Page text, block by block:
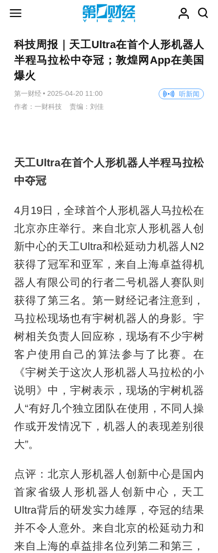
科技周报｜天工Ultra在首个人形机器人
半程马拉松中夺冠；敦煌网App在美国
爆火
第一财经 • 2025-04-20 11:00
听新闻
作者：一财科技 责编：刘佳
天工Ultra在首个人形机器人半程马拉松
中夺冠
4月19日，全球首个人形机器人马拉松在
北京亦庄举行。来自北京人形机器人创
新中心的天工Ultra和松延动力机器人N2
获得了冠军和亚军，来自上海卓益得机
器人有限公司的行者二号机器人赛队则
获得了第三名。第一财经记者注意到，
马拉松现场也有宇树机器人的身影。宇
树相关负责人回应称，现场有不少宇树
客户使用自己的算法参与了比赛。在
《宇树关于这次人形机器人马拉松的小
说明》中，宇树表示，现场的宇树机器
人“有好几个独立团队在使用，不同人操
作或开发情况下，机器人的表现差别很
大”。
点评：北京人形机器人创新中心是国内
首家省级人形机器人创新中心，天工
Ultra背后的研发实力雄厚，夺冠的结果
并不令人意外。来自北京的松延动力和
来自上海的卓益排名位列第二和第三，